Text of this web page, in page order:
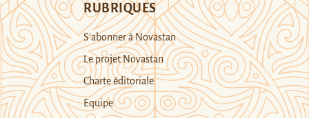
RUBRIQUES
S’abonner à Novastan
Le projet Novastan
Charte éditoriale
Equipe